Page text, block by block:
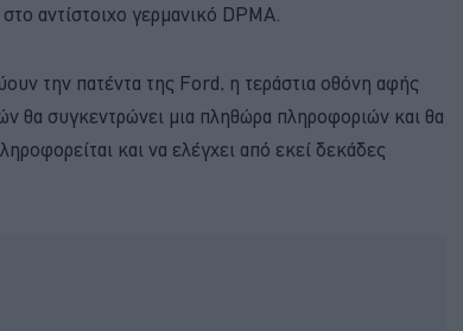
αντίστοιχο γερμανικό DPMA.
την πατέντα της Ford, η τεράστια οθόνη αφής
θα συγκεντρώνει μια πληθώρα πληροφοριών και θα
και να ελέγχει από εκεί δεκάδες